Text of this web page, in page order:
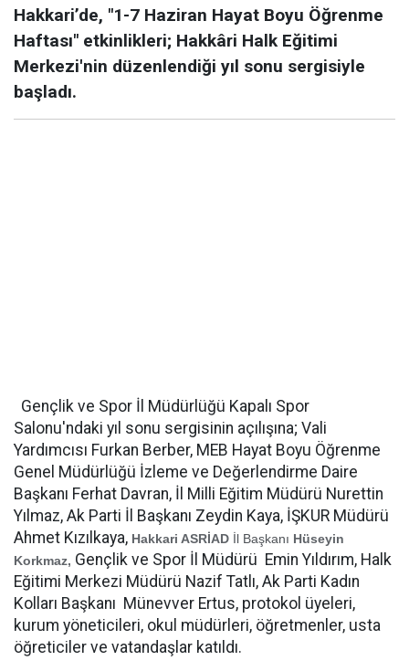
Hakkari’de, "1-7 Haziran Hayat Boyu Öğrenme
Haftası" etkinlikleri; Hakkâri Halk Eğitimi
Merkezi'nin düzenlendiği yıl sonu sergisiyle
başladı.
Gençlik ve Spor İl Müdürlüğü Kapalı Spor
Salonu'ndaki yıl sonu sergisinin açılışına; Vali
Yardımcısı Furkan Berber, MEB Hayat Boyu Öğrenme
Genel Müdürlüğü İzleme ve Değerlendirme Daire
Başkanı Ferhat Davran, İl Milli Eğitim Müdürü Nurettin
Yılmaz, Ak Parti İl Başkanı Zeydin Kaya, İŞKUR Müdürü
Ahmet Kızılkaya, Hakkari ASRİAD İl Başkanı Hüseyin
Korkmaz, Gençlik ve Spor İl Müdürü Emin Yıldırım, Halk
Eğitimi Merkezi Müdürü Nazif Tatlı, Ak Parti Kadın
Kolları Başkanı Münevver Ertus, protokol üyeleri,
kurum yöneticileri, okul müdürleri, öğretmenler, usta
öğreticiler ve vatandaşlar katıldı.